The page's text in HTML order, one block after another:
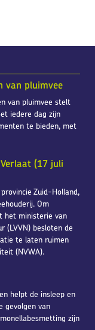
van pluimvee
van pluimvee stelt
iedere dag zijn
te bieden, met
(17 juli
Zuid-Holland,
Om
het ministerie van
(LVVN) besloten de
te laten ruimen
(NVWA).
helpt de insleep en
gevolgen van
zijn